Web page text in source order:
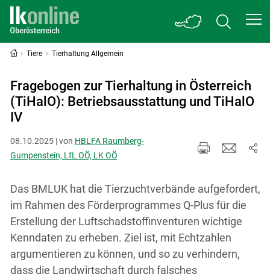
Tiere Tierhaltung Allgemein
Fragebogen zur Tierhaltung in Österreich
(TiHalO): Betriebsausstattung und TiHalO
IV
08.10.2025 | von HBLFA Raumberg-
Gumpenstein, LfL OÖ, LK OÖ
Das BMLUK hat die Tierzuchtverbände aufgefordert,
im Rahmen des Förderprogrammes Q-Plus für die
Erstellung der Luftschadstoffinventuren wichtige
Kenndaten zu erheben. Ziel ist, mit Echtzahlen
argumentieren zu können, und so zu verhindern,
dass die Landwirtschaft durch falsches